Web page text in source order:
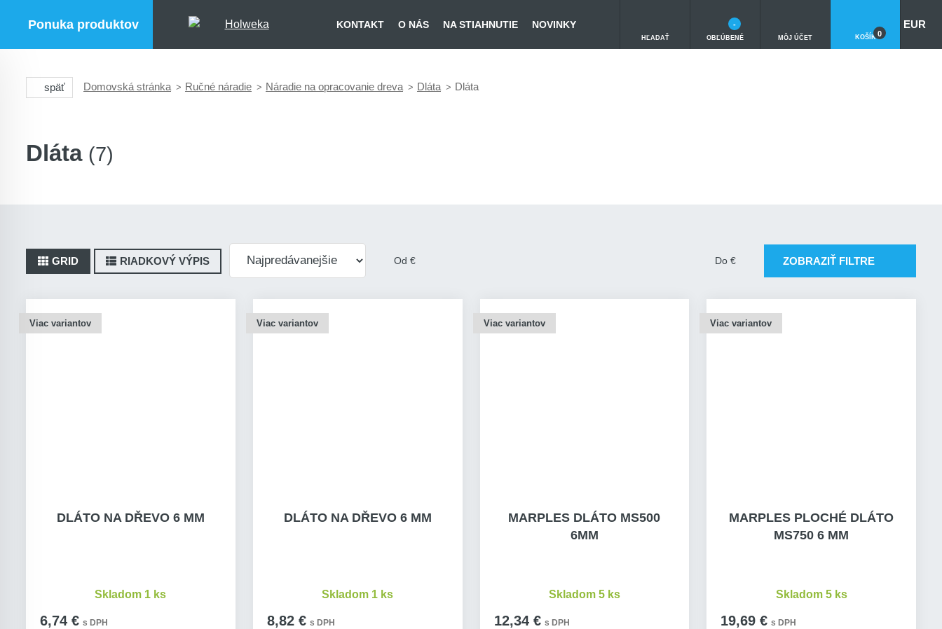
Ponuka produktov KONTAKT O NÁS NA STIAHNUTIE NOVINKY
HĽADAŤ OBĽÚBENÉ
-
MÔJ ÚČET KOŠÍK 0
EUR
späť Domovská stránka Ručné náradie Náradie na opracovanie dreva Dláta Dláta
Dláta (7)
GRID RIADKOVÝ VÝPIS Od € Do € ZOBRAZIŤ FILTRE
Viac variantov
DLÁTO NA DŘEVO 6 MM
6,74 € s DPH
Skladom 1 ks
Viac variantov
DLÁTO NA DŘEVO 6 MM
8,82 € s DPH
Skladom 1 ks
Viac variantov
MARPLES DLÁTO MS500
6MM
12,34 € s DPH
Skladom 5 ks
Viac variantov
MARPLES PLOCHÉ DLÁTO
MS750 6 MM
19,69 € s DPH
Skladom 5 ks